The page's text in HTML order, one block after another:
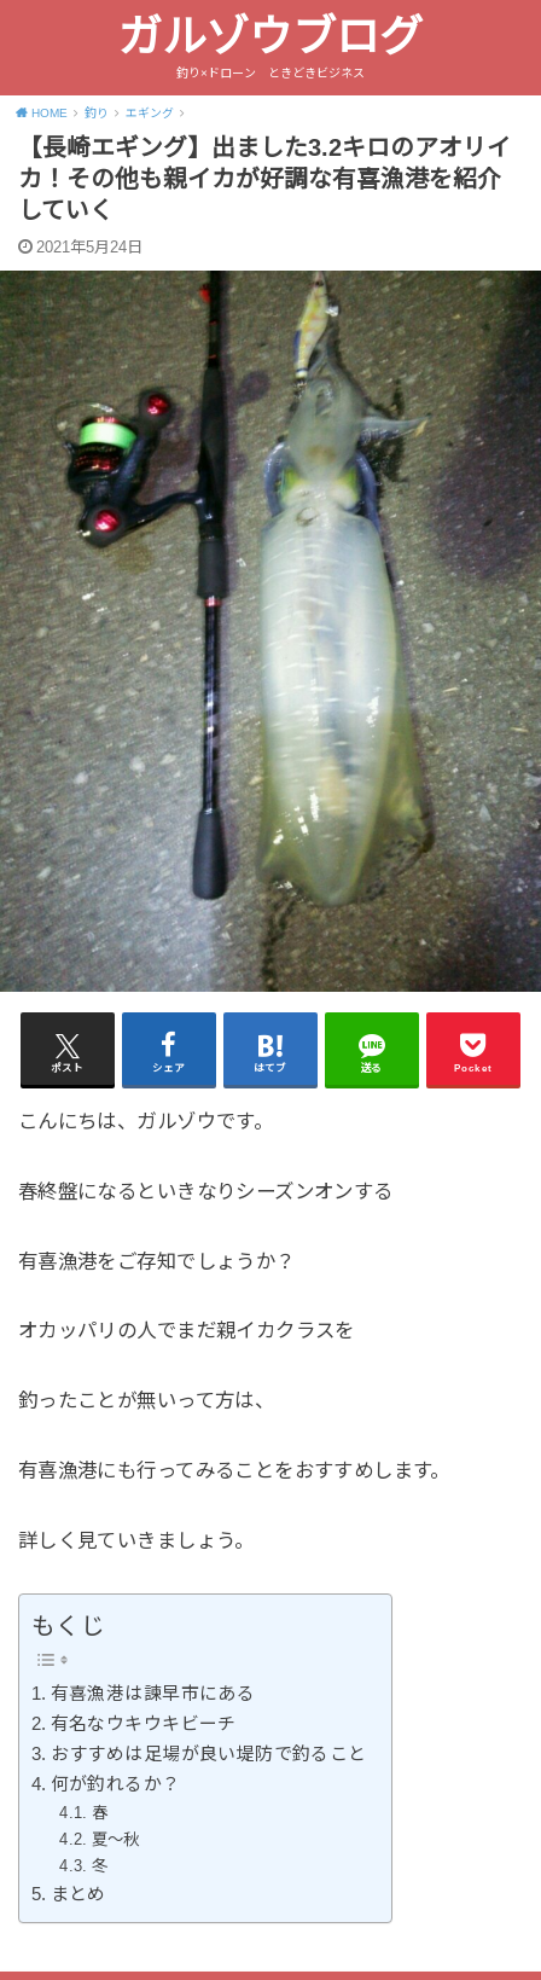
ガルゾウブログ
釣り×ドローン ときどきビジネス
HOME 釣り エギング
【長崎エギング】出ました3.2キロのアオリイ
カ！その他も親イカが好調な有喜漁港を紹介
していく
2021年5月24日
ポスト シェア はてブ 送る Pocket
こんにちは、ガルゾウです。
春終盤になるといきなりシーズンオンする
有喜漁港をご存知でしょうか？
オカッパリの人でまだ親イカクラスを
釣ったことが無いって方は、
有喜漁港にも行ってみることをおすすめします。
詳しく見ていきましょう。
もくじ
有喜漁港は諫早市にある
有名なウキウキビーチ
おすすめは足場が良い堤防で釣ること
何が釣れるか？
春
夏〜秋
冬
まとめ